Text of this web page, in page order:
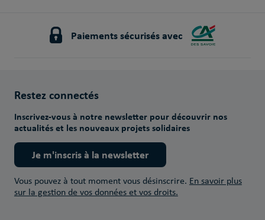
Paiements sécurisés avec
Restez connectés
Inscrivez-vous à notre newsletter pour découvrir nos
actualités et les nouveaux projets solidaires
Je m'inscris à la newsletter
Vous pouvez à tout moment vous désinscrire. En savoir plus
sur la gestion de vos données et vos droits.